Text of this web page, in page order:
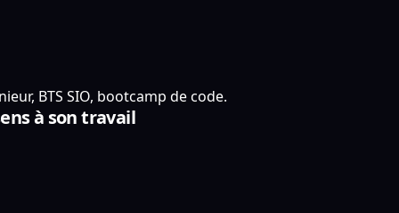
BTS SIO, bootcamp de code.
à son travail